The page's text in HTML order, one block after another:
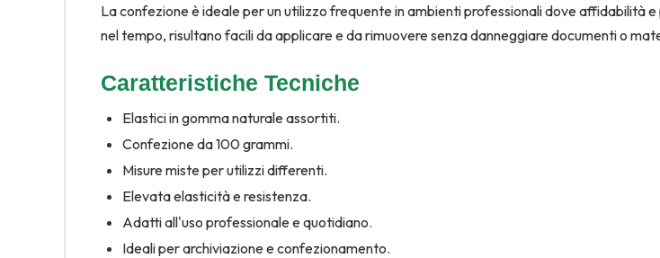
La confezione è ideale per un utilizzo frequente in ambienti professionali dove affidabilità
nel tempo, risultano facili da applicare e da rimuovere senza danneggiare documenti o
Caratteristiche Tecniche
Elastici in gomma naturale assortiti.
Confezione da 100 grammi.
Misure miste per utilizzi differenti.
Elevata elasticità e resistenza.
Adatti all'uso professionale e quotidiano.
Ideali per archiviazione e confezionamento.